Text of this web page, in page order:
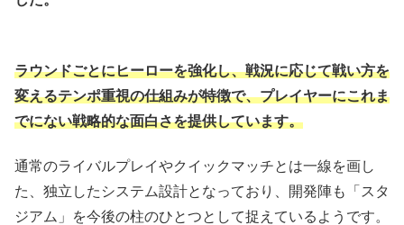
ラウンドごとにヒーローを強化し、戦況に応じて戦い方を
変えるテンポ重視の仕組みが特徴で、プレイヤーにこれま
でにない戦略的な面白さを提供しています。
通常のライバルプレイやクイックマッチとは一線を画し
た、独立したシステム設計となっており、開発陣も「スタ
ジアム」を今後の柱のひとつとして捉えているようです。